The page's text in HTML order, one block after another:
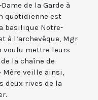
de la Garde à
quotidienne est
basilique Notre-
à l’archevêque, Mgr
voulu mettre leurs
la chaîne de
Mère veille ainsi,
deux rives de la